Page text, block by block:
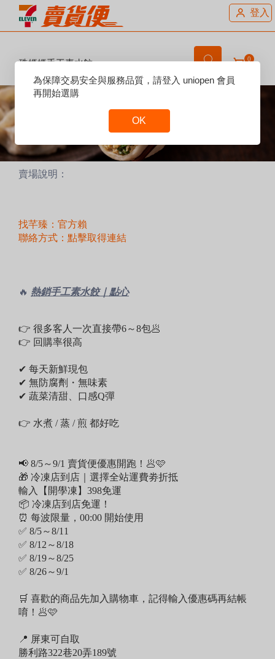
登入
珠媽媽手工素水餃 0
賣場說明：
找芊臻：官方賴
聯絡方式：點擊取得連結
🔥 熱銷手工素水餃｜點心
👉 很多客人一次直接帶6～8包🥟
👉 回購率很高
✔ 每天新鮮現包
✔ 無防腐劑・無味素
✔ 蔬菜清甜、口感Q彈
👉 水煮 / 蒸 / 煎 都好吃
📢 8/5～9/1 賣貨便優惠開跑！🥟🩷
🎁 冷凍店到店｜選擇全站運費劵折抵
輸入【開學凍】398免運
📦 冷凍店到店免運！
⏰ 每波限量，00:00 開始使用
✅ 8/5～8/11
✅ 8/12～8/18
✅ 8/19～8/25
✅ 8/26～9/1
🛒 喜歡的商品先加入購物車，記得輸入優惠碼再結帳
唷！🥟🩷
📍 屏東可自取
勝利路322巷20弄189號
Reset
Focus
為保障交易安全與服務品質，請登入 uniopen 會員
再開始選購
OK
Focus